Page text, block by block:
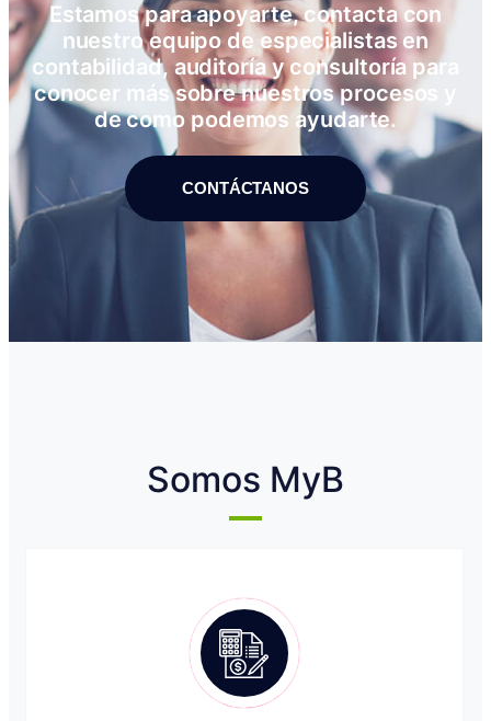
Estamos para apoyarte, contacta con
nuestro equipo de especialistas en
contabilidad, auditoría y consultoría para
conocer más sobre nuestros procesos y
de como podemos ayudarte.
CONTÁCTANOS
Somos MyB